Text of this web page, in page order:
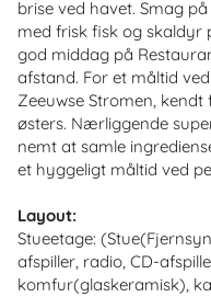
brise ved havet. Smag
med frisk fisk og skaldyr
god middag på
afstand. For et måltid
Zeeuwse Stromen,
østers. Nærliggende
nemt at samle
et hyggeligt måltid ved
Layout:
Stueetage:
afspiller, radio, CD-
komfur(glaskeramisk),